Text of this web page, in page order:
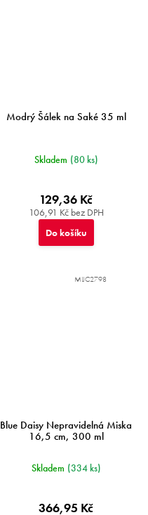
Modrý Šálek na Saké 35 ml
Skladem (80 ks)
106,91 Kč bez DPH
129,36 Kč
Do košíku
Blue Daisy Nepravidelná Miska
16,5 cm, 300 ml
Skladem (334 ks)
366,95 Kč
MIJC2798